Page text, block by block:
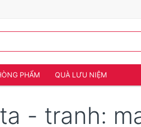
PHẨM QUÀ LƯU NIỆM
- tranh: